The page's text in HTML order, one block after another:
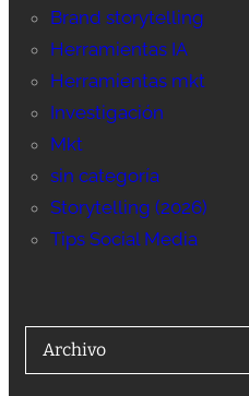
Brand storytelling
Herramientas IA
Herramientas mkt
Investigación
Mkt
sin categoría
Storytelling (2026)
Tips Social Media
Archivo